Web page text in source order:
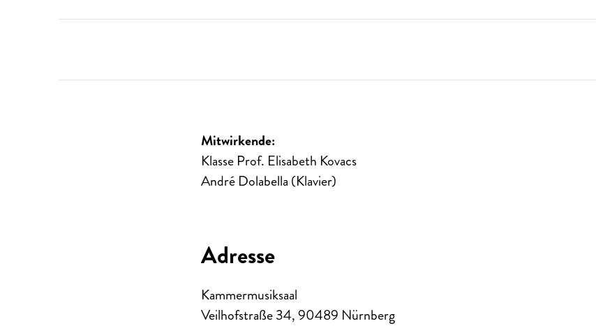
Mitwirkende:
Klasse Prof. Elisabeth Kovacs
André Dolabella (Klavier)
Adresse
Kammermusiksaal
Veilhofstraße 34,90489 Nürnberg